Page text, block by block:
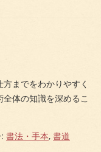
までをわかりやすく
体の知識を深めるこ
書法・手本, 書道